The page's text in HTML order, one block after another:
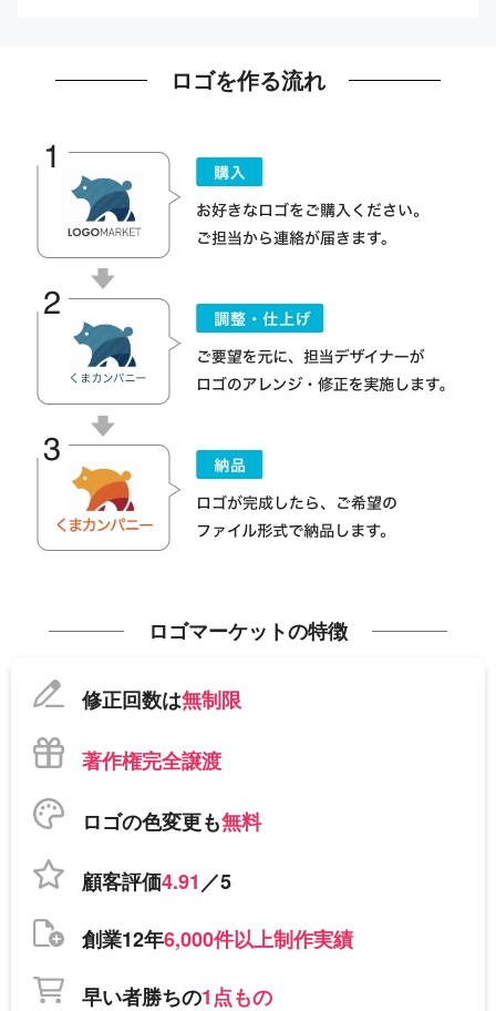
ロゴを作る流れ
ロゴマーケットの特徴
修正回数は無制限
著作権完全譲渡
ロゴの色変更も無料
顧客評価4.91／5
創業12年6,000件以上制作実績
早い者勝ちの1点もの